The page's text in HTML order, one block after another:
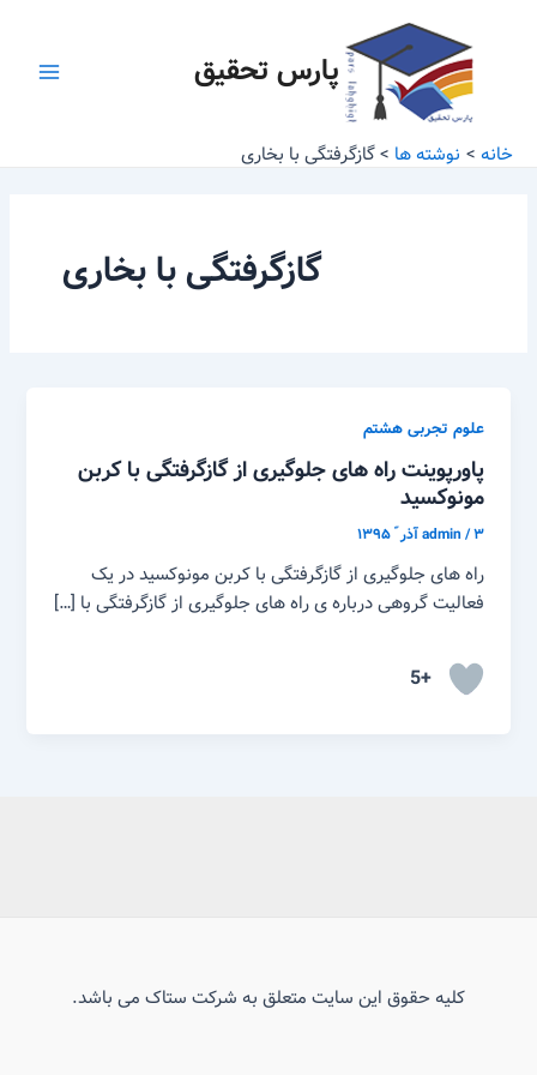
پارس تحقیق
خانه نوشته ها گازگرفتگی با بخاری
گازگرفتگی با بخاری
علوم تجربی هشتم
پاورپوینت راه های جلوگیری از گازگرفتگی با کربن
مونوکسید
admin/۳ آذر ّ ۱۳۹۵
راه های جلوگیری از گازگرفتگی با کربن مونوکسید در یک
فعالیت گروهی درباره ی راه های جلوگیری از گازگرفتگی با […]
+5
کلیه حقوق این سایت متعلق به شرکت ستاک می باشد.